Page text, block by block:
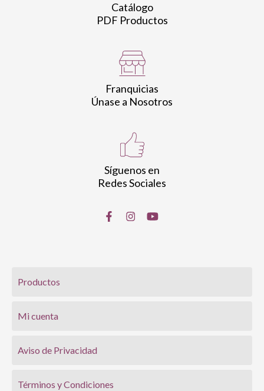
Catálogo
PDF Productos
Franquicias
Únase a Nosotros
Síguenos en
Redes Sociales
Productos
Mi cuenta
Aviso de Privacidad
Términos y Condiciones